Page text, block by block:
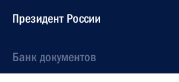
Президент России
Банк документов